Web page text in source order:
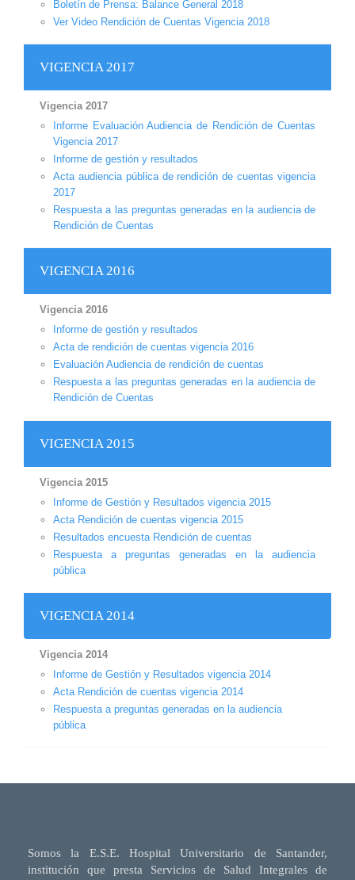
Boletín de Prensa: Balance General 2018
Ver Video Rendición de Cuentas Vigencia 2018
VIGENCIA 2017
Vigencia 2017
Informe Evaluación Audiencia de Rendición de Cuentas
Vigencia 2017
Informe de gestión y resultados
Acta audiencia pública de rendición de cuentas vigencia
2017
Respuesta a las preguntas generadas en la audiencia de
Rendición de Cuentas
VIGENCIA 2016
Vigencia 2016
Informe de gestión y resultados
Acta de rendición de cuentas vigencia 2016
Evaluación Audiencia de rendición de cuentas
Respuesta a las preguntas generadas en la audiencia de
Rendición de Cuentas
VIGENCIA 2015
Vigencia 2015
Informe de Gestión y Resultados vigencia 2015
Acta Rendición de cuentas vigencia 2015
Resultados encuesta Rendición de cuentas
Respuesta a preguntas generadas en la audiencia
pública
VIGENCIA 2014
Vigencia 2014
Informe de Gestión y Resultados vigencia 2014
Acta Rendición de cuentas vigencia 2014
Respuesta a preguntas generadas en la audiencia
pública
Somos la E.S.E. Hospital Universitario de Santander,
institución que presta Servicios de Salud Integrales de